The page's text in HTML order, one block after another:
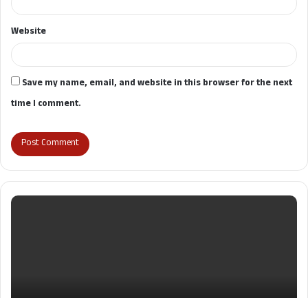
Website
Save my name, email, and website in this browser for the next
time I comment.